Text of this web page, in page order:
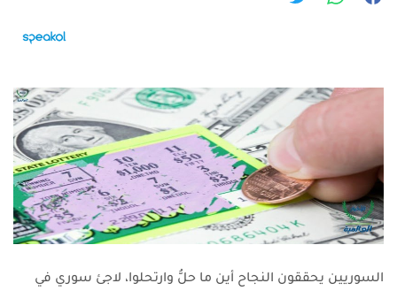
السوريين يحققون النجاح أين ما حلُّ وارتحلوا، لاجئ سوري في